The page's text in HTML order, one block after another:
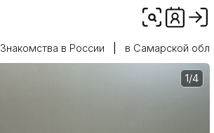
Знакомства в России в Самарской
1/4